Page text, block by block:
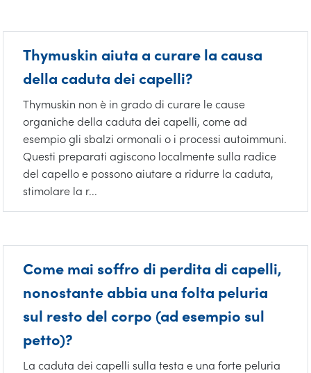
Thymuskin aiuta a curare la causa
della caduta dei capelli?
Thymuskin non è in grado di curare le cause
organiche della caduta dei capelli, come ad
esempio gli sbalzi ormonali o i processi autoimmuni.
Questi preparati agiscono localmente sulla radice
del capello e possono aiutare a ridurre la caduta,
stimolare la r...
Come mai soffro di perdita di capelli,
nonostante abbia una folta peluria
sul resto del corpo (ad esempio sul
petto)?
La caduta dei capelli sulla testa e una forte peluria